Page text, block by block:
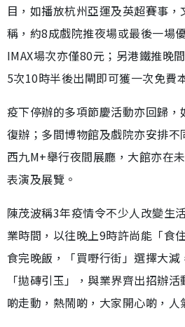
目，如播放杭州亞運及英超賽事
稱，約8成戲院推夜場或最後一場
IMAX場次亦僅80元；另港鐵推晚
5次10時半後出閘即可獲一次免費
疫下停辦的多項節慶活動亦回歸
復辦；多間博物館及戲院亦安排
西九M+舉行夜間展廳，大館亦在
表演及展覽。
陳茂波稱3年疫情令不少人改變生
業時間，以往晚上9時許尚能「食
食完晚飯，「買嘢行街」選擇大
「拋磚引玉」，與業界齊出招辦
啲走動，熱鬧啲，大家開心啲，人